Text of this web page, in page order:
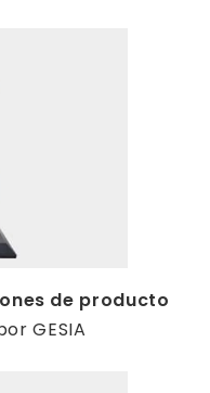
de producto
GESIA